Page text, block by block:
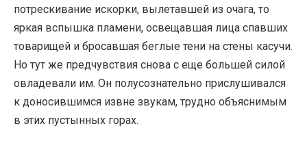
потрескивание искорки, вылетавшей из очага, то
яркая вспышка пламени, освещавшая лица спавших
товарищей и бросавшая беглые тени на стены касучи.
Но тут же предчувствия снова с еще большей силой
овладевали им. Он полусознательно прислушивался
к доносившимся извне звукам, трудно объяснимым
в этих пустынных горах.